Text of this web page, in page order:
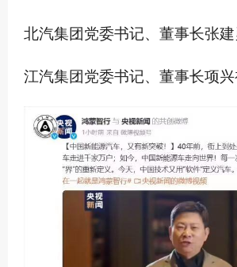
北汽集团党委书记、董事长张建
江汽集团党委书记、董事长项兴